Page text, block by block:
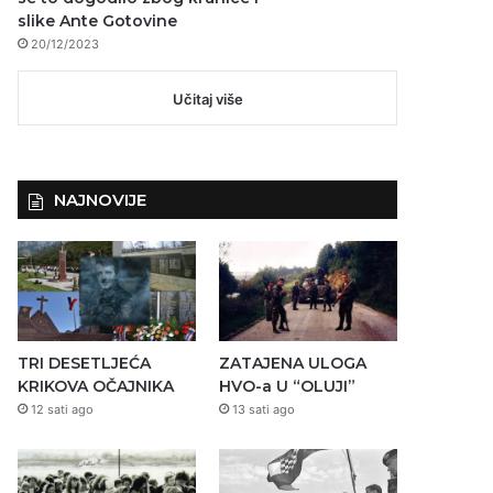
slike Ante Gotovine
20/12/2023
Učitaj više
NAJNOVIJE
TRI DESETLJEĆA
KRIKOVA OČAJNIKA
12 sati ago
ZATAJENA ULOGA
HVO-a U “OLUJI”
13 sati ago